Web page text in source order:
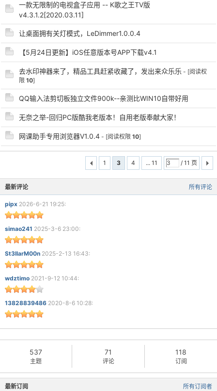
一款无限制的电视盒子应用 -- K歌之王TV版
v4.3.1.2[2020.03.11]
让桌面拥有关灯模式，LeDimmer1.0.0.4
【5月24日更新】iOS任意版本号APP下载v4.1
去水印神器来了，精品工具赶紧收藏了，发出来众乐乐 - [阅读权
限 10]
QQ输入法剪切板独立文件900k--亲测比WIN10自带好用
无奈之举-回归PC版酷我老版本！自用老版奉献大家！
网课助手专用浏览器V1.0.4 - [阅读权限 10]
1 3 4 ... 11 / 11 页
所有评论
最新评论
pipx 2026-6-21 19:25:
simao241 2025-3-6 23:00:
St3llarM00n 2025-2-13 16:43:
wdztimo 2021-9-12 10:44:
13828839486 2020-8-6 10:28:
537
主题
71
评论
118
订阅
所有订阅者
最新订阅